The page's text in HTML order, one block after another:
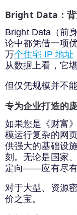
Bright Data：背
Bright Data（前
论中都凭借一项
万个住宅 IP 地址
从数据上看，它
但仅凭规模并不
专为企业打造的
如果您是《财富
模运行复杂的网
供强大的基础设
刻。无论是国家
定向——应有尽有
对于大型、资源
价之宝。